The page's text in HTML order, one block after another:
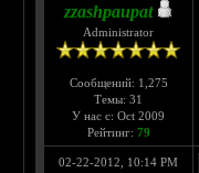
zzashpaupat
Administrator
Сообщений: 1,275
Темы: 31
У нас с: Oct 2009
Рейтинг: 79
02-22-2012, 10:14 PM